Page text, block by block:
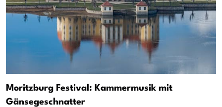
Moritzburg Festival: Kammermusik mit
Gänsegeschnatter